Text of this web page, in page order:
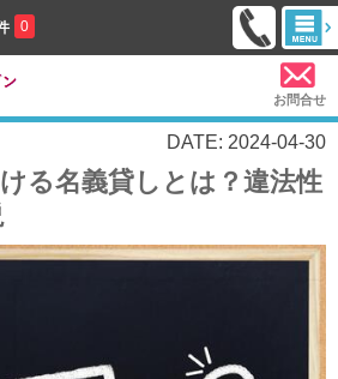
0
お問合せ
DATE: 2024-04-30
る名義貸しとは？違法性